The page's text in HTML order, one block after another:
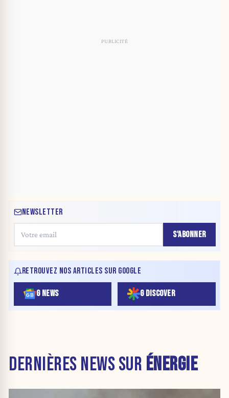
NEWSLETTER
S'ABONNER
RETROUVEZ NOS ARTICLES SUR GOOGLE
G NEWS G DISCOVER
DERNIÈRES NEWS SUR ÉNERGIE